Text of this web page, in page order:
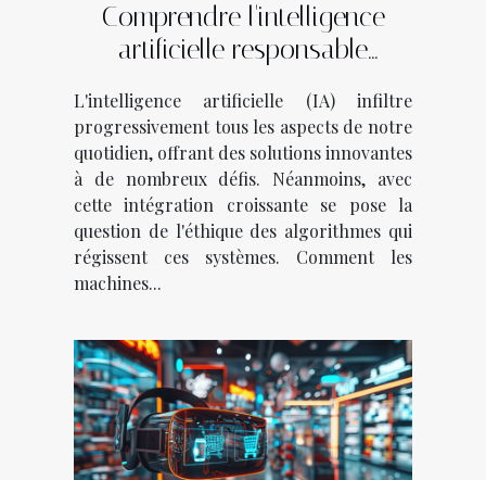
Comprendre l'intelligence
artificielle responsable
peuvent être éthiques
L'intelligence artificielle (IA) infiltre
progressivement tous les aspects de notre
quotidien, offrant des solutions innovantes
à de nombreux défis. Néanmoins, avec
cette intégration croissante se pose la
question de l'éthique des algorithmes qui
régissent ces systèmes. Comment les
machines...